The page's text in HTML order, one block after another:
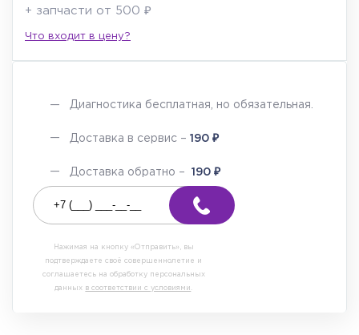
+ запчасти от 500 ₽
Что входит в цену?
Диагностика бесплатная, но обязательная.
Доставка в сервис – 190 ₽
Доставка обратно – 190 ₽
Нажимая на кнопку «Отправить», вы
подтверждаете своё совершеннолетие и
соглашаетесь на обработку персональных
данных в соответствии с условиями